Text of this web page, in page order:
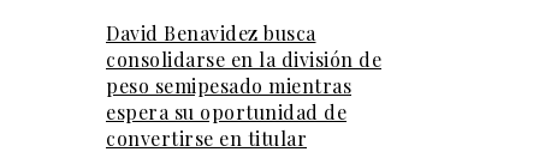
David Benavidez busca
consolidarse en la división de
peso semipesado mientras
espera su oportunidad de
convertirse en titular